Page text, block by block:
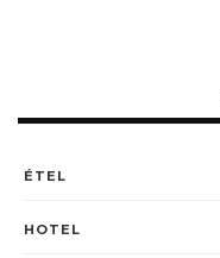
ÉTEL
HOTEL